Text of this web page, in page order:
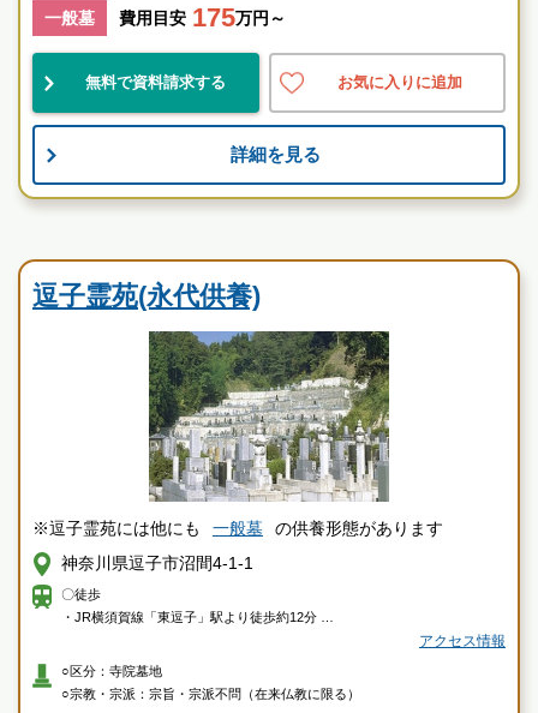
神奈川県 横須賀市 衣笠駅
伝統的
お墓のことなら何でもご相談ください
現地を見学して実際の雰囲気をお確かめください
霊園墓地のプロフェッショナルが無料でご案内いたしま
一般墓 費用目安 175万円～
無料で資料請求する お気に入りに追加
詳細を見る
逗子霊苑(永代供養)
※逗子霊苑には他にも 一般墓
の供養形態があります
神奈川県逗子市沼間4-1-1
〇徒歩
・JR横須賀線「東逗子」駅より徒歩約12分
〇車
・横浜横須賀道路、逗子ICより約3分
アクセス情報
○区分：寺院墓地
○宗教・宗派：宗旨・宗派不問（在来仏教に限る）